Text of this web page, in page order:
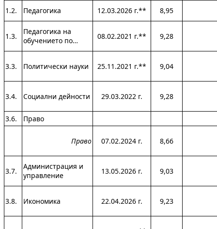
1.2. Педагогика 12.03.2026 г.** 8,95
1.3.
Педагогика на
обучението по…
08.02.2021 г.** 9,28
3.3. Политически науки 25.11.2021 г.** 9,04
3.4. Социални дейности 29.03.2022 г. 9,28
3.6. Право
Право 07.02.2024 г. 8,66
3.7.
Администрация и
управление
13.05.2026 г. 9,03
3.8. Икономика 22.04.2026 г. 9,23